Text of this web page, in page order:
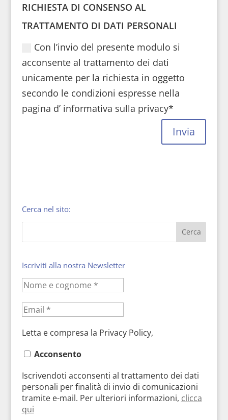
RICHIESTA DI CONSENSO AL
TRATTAMENTO DI DATI PERSONALI
Con l’invio del presente modulo si
acconsente al trattamento dei dati
unicamente per la richiesta in oggetto
secondo le condizioni espresse nella
pagina d’ informativa sulla privacy*
Invia
Cerca nel sito:
Iscriviti alla nostra Newsletter
Letta e compresa la Privacy Policy,
Acconsento
Iscrivendoti acconsenti al trattamento dei dati
personali per finalità di invio di comunicazioni
tramite e-mail. Per ulteriori informazioni, clicca
qui